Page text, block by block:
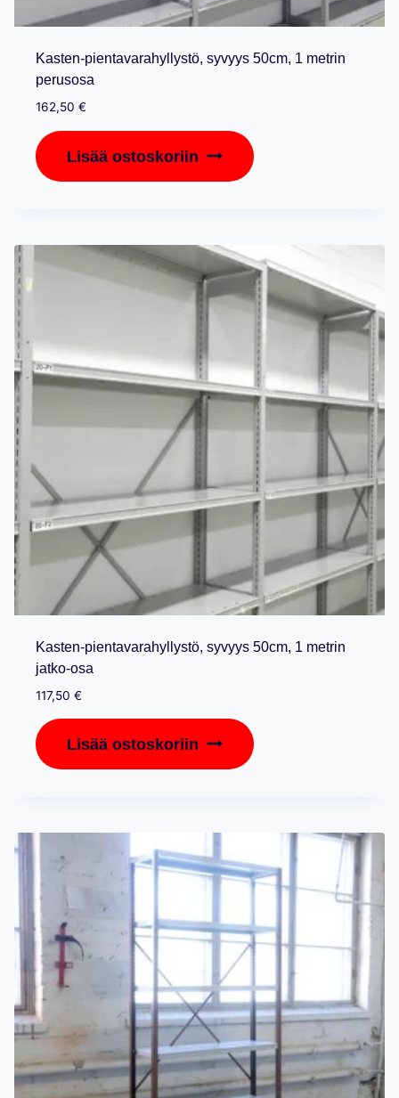
Kasten-pientavarahyllystö, syvyys 50cm, 1 metrin
perusosa
162,50 €
Lisää ostoskoriin
Kasten-pientavarahyllystö, syvyys 50cm, 1 metrin
jatko-osa
117,50 €
Lisää ostoskoriin